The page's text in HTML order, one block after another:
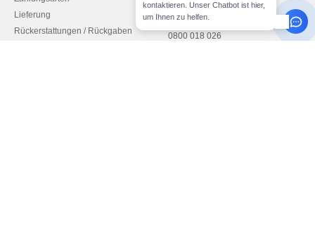
Lieferung
Rückerstattungen / Rückgaben
verkauf@needen.at
0800 018 026
kontaktieren. Unser Chatbot ist hier,
um Ihnen zu helfen.